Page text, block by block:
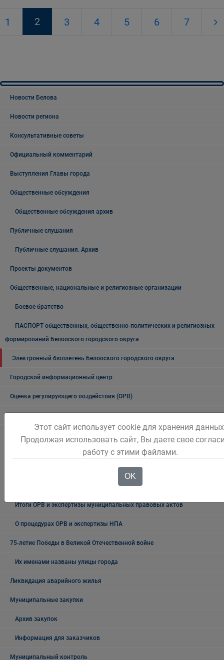
1 2 3 4 5 6 7
Новости Белова
Новости региона
Консультативные советы
Официальный комментарий
Выступления Главы города
Общественные обсуждения
Общественные обсуждения архив
Публичные слушания
Публичные слушания. Архив
Проекты документов
Общественные, национальные и религиозные организации
Боевое братство
ПАСПОРТ общественных, общественно-политических и религиозных
формирований Беловского городского округа
Электронный бюллетень Беловского городского округа
Городской информационный центр
Оценка регулирующего воздействия (ОРВ)
ОРВ проектов муниципальных НПА
Экспертиза действующих муниципальных НПА
Итоги ОРВ и экспертизы муниципальных правовых актов
О процедурах ОРВ и экспертизы НПА
75-летие Победы в Великой Отечественной войне
Их именами названы улицы города
Ликвидация аварийного жилья
Муниципальные закупки
Архив закупок
Информация для заказчиков
Муниципальный контроль
Этот сайт использует cookie для хранения
Продолжая использовать сайт, Вы даете свое
работу с этими файлами.
OK